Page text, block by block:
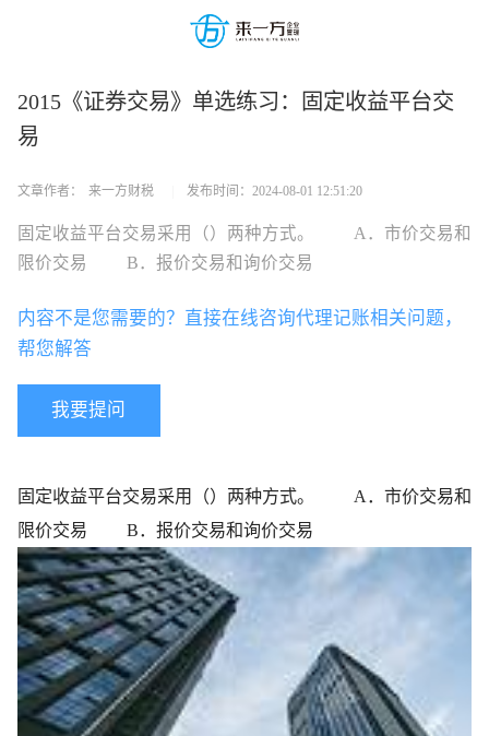
2015《证券交易》单选练习：固定收益平台交
易
文章作者： 来一方财税 发布时间：2024-08-01 12:51:20
固定收益平台交易采用（）两种方式。 A．市价交易和
限价交易 B．报价交易和询价交易
我要提问
内容不是您需要的？直接在线咨询代理记账相关问题，
帮您解答
固定收益平台交易采用（）两种方式。 A．市价交易和
限价交易 B．报价交易和询价交易